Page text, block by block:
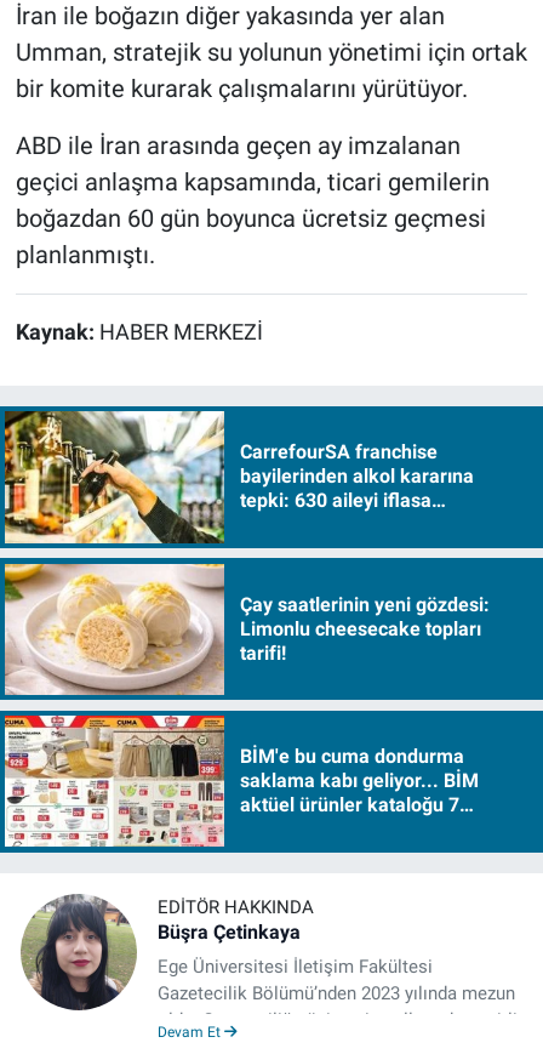
İran ile boğazın diğer yakasında yer alan
Umman, stratejik su yolunun yönetimi için ortak
bir komite kurarak çalışmalarını yürütüyor.
ABD ile İran arasında geçen ay imzalanan
geçici anlaşma kapsamında, ticari gemilerin
boğazdan 60 gün boyunca ücretsiz geçmesi
planlanmıştı.
Kaynak: HABER MERKEZİ
CarrefourSA franchise
bayilerinden alkol kararına
tepki: 630 aileyi iflasa
Çay saatlerinin yeni gözdesi:
Limonlu cheesecake topları
tarifi!
BİM'e bu cuma dondurma
saklama kabı geliyor... BİM
aktüel ürünler kataloğu 7
EDITÖR HAKKINDA
Büşra Çetinkaya
Ege Üniversitesi İletişim Fakültesi
Gazetecilik Bölümü’nden 2023 yılında mezun
oldu. Gazeteciliğe üniversite yıllarında çeşitli
Devam Et